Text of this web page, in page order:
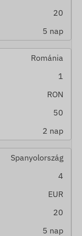
20
5 nap
Románia
1
RON
50
2 nap
Spanyolország
4
EUR
20
5 nap